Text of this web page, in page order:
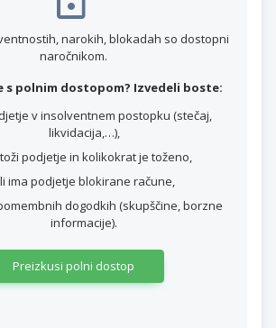
narokih, blokadah so dostopni
naročnikom.
s polnim dostopom? Izvedeli boste:
v insolventnem postopku (stečaj,
likvidacija,…),
podjetje in kolikokrat je toženo,
ima podjetje blokirane račune,
dogodkih (skupščine, borzne
informacije).
Preizkusi polni dostop